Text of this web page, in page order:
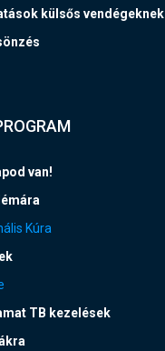
külsős vendégeknek
van!
Kúra
TB kezelések